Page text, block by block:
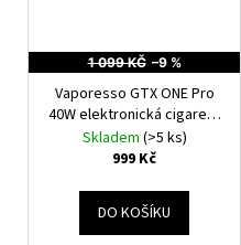
1 099 KČ –9 %
Vaporesso GTX ONE Pro
40W elektronická cigareta
3000mAh Red
Skladem (>5 ks)
999 Kč
DO KOŠÍKU